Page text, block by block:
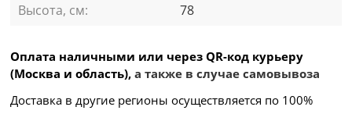
Высота, см:
78
Оплата наличными или через QR-код курьеру
(Москва и область), а также в случае самовывоза
Доставка в другие регионы осуществляется по 100%